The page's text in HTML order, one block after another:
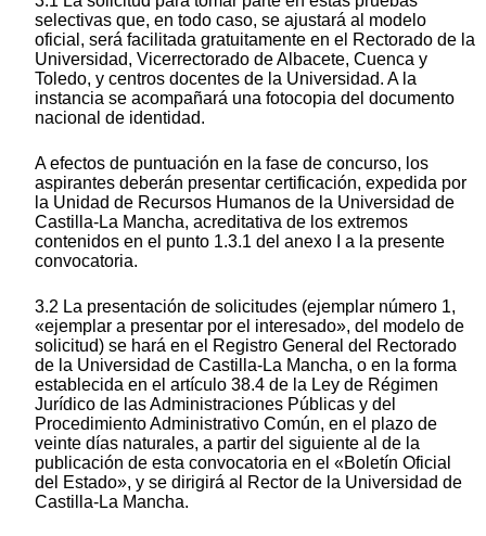
selectivas que, en todo caso, se ajustará al modelo
oficial, será facilitada gratuitamente en el Rectorado de la
Universidad, Vicerrectorado de Albacete, Cuenca y
Toledo, y centros docentes de la Universidad. A la
instancia se acompañará una fotocopia del documento
nacional de identidad.
A efectos de puntuación en la fase de concurso, los
aspirantes deberán presentar certificación, expedida por
la Unidad de Recursos Humanos de la Universidad de
Castilla-La Mancha, acreditativa de los extremos
contenidos en el punto 1.3.1 del anexo I a la presente
convocatoria.
3.2 La presentación de solicitudes (ejemplar número 1,
«ejemplar a presentar por el interesado», del modelo de
solicitud) se hará en el Registro General del Rectorado
de la Universidad de Castilla-La Mancha, o en la forma
establecida en el artículo 38.4 de la Ley de Régimen
Jurídico de las Administraciones Públicas y del
Procedimiento Administrativo Común, en el plazo de
veinte días naturales, a partir del siguiente al de la
publicación de esta convocatoria en el «Boletín Oficial
del Estado», y se dirigirá al Rector de la Universidad de
Castilla-La Mancha.